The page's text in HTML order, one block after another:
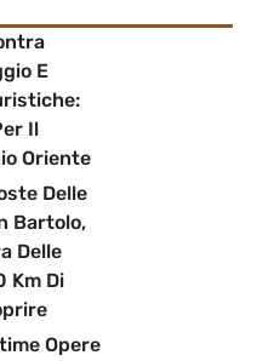
E
Il
Oriente
Delle
Bartolo,
Delle
Km Di
Opere